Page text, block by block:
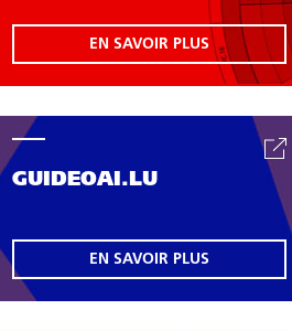
EN SAVOIR PLUS
GUIDEOAI.LU
EN SAVOIR PLUS